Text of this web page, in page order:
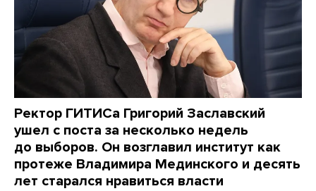
Ректор ГИТИСа Григорий Заславский
ушел с поста за несколько недель
до выборов. Он возглавил институт как
протеже Владимира Мединского и десять
лет старался нравиться власти